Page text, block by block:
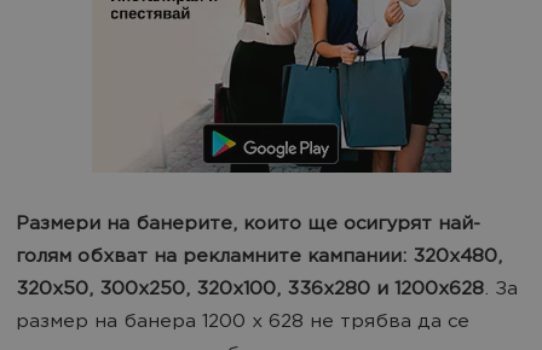
Размери на банерите, които ще осигурят най-
голям обхват на рекламните кампании: 320x480,
320x50, 300x250, 320x100, 336x280 и 1200x628. За
размер на банера 1200 x 628 не трябва да се